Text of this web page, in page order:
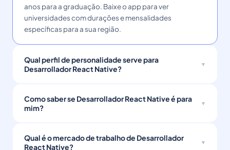
anos para a graduação. Baixe o app para ver
universidades com durações e mensalidades
específicas para a sua região.
Qual perfil de personalidade serve para
Desarrollador React Native?
Como saber se Desarrollador React Native é para
mim?
Qual é o mercado de trabalho de Desarrollador
React Native?